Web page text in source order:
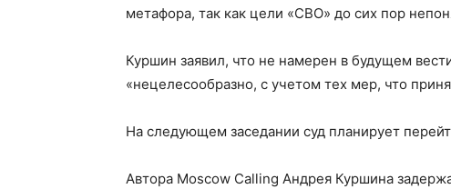
метафора, так как цели «СВО» до сих пор
Куршин заявил, что не намерен в будущем
«нецелесообразно, с учетом тех мер, что
На следующем заседании суд планирует
Автора Moscow Calling Андрея Куршина